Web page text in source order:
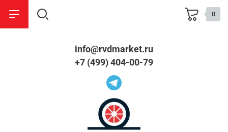
info@rvdmarket.ru
+7 (499) 404-00-79
0